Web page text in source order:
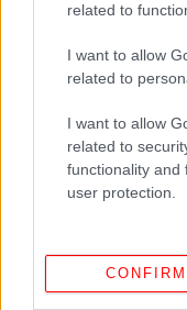
related to
I want to allow
related to
I want to allow
related to
functionality and
user protection.
CONFIRM